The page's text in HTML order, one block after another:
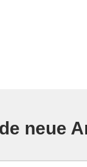
neue